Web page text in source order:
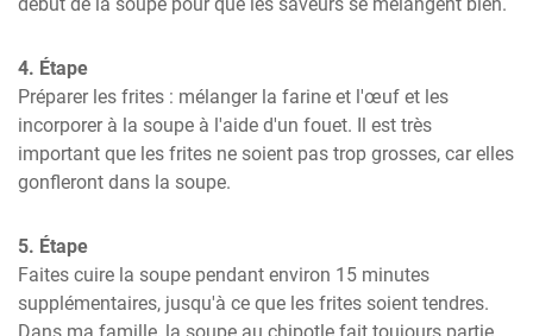
4. Étape
Préparer les frites : mélanger la farine et l'œuf et les
incorporer à la soupe à l'aide d'un fouet. Il est très
important que les frites ne soient pas trop grosses, car elles
gonfleront dans la soupe.
5. Étape
Faites cuire la soupe pendant environ 15 minutes
supplémentaires, jusqu'à ce que les frites soient tendres.